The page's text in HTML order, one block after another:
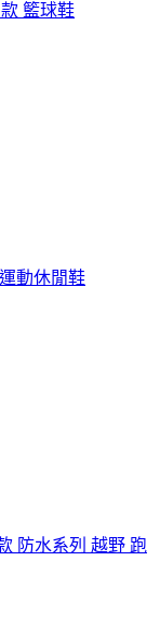
籃球鞋
動休閒鞋
防水系列 越野 跑